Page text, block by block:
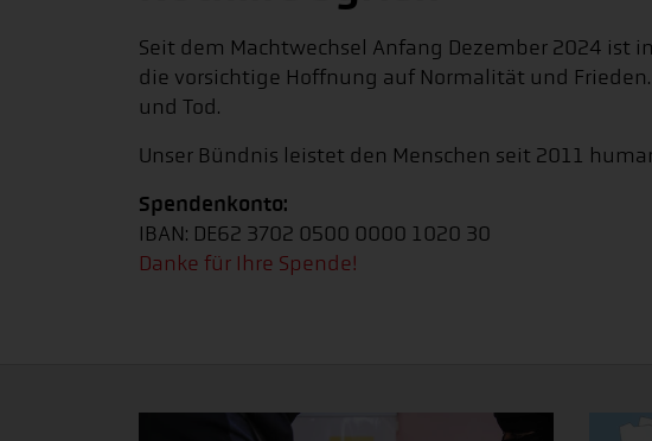
Seit dem Machtwechsel Anfang Dezember 2024 ist
die vorsichtige Hoffnung auf Normalität und
und Tod.
Unser Bündnis leistet den Menschen seit 2011
Spendenkonto:
IBAN: DE62 3702 0500 0000 1020 30
Danke für Ihre Spende!